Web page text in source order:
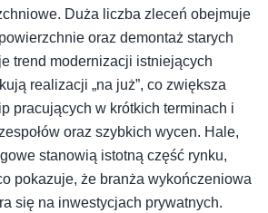
Duża liczba zleceń obejmuje
oraz demontaż starych
trend modernizacji istniejących
realizacji „na już”, co zwiększa
pracujących w krótkich terminach i
oraz szybkich wycen. Hale,
stanowią istotną część rynku,
pokazuje, że branża wykończeniowa
się na inwestycjach prywatnych.